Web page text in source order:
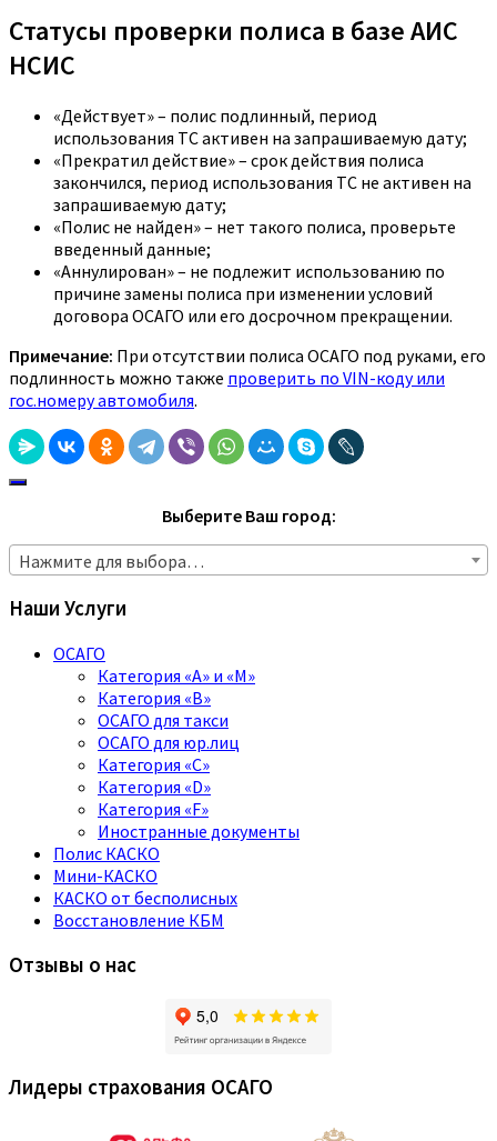
Статусы проверки полиса в базе АИС
НСИС
«Действует» – полис подлинный, период
использования ТС активен на запрашиваемую дату;
«Прекратил действие» – срок действия полиса
закончился, период использования ТС не активен на
запрашиваемую дату;
«Полис не найден» – нет такого полиса, проверьте
введенный данные;
«Аннулирован» – не подлежит использованию по
причине замены полиса при изменении условий
договора ОСАГО или его досрочном прекращении.
Примечание: При отсутствии полиса ОСАГО под руками, его
подлинность можно также проверить по VIN-коду или
гос.номеру автомобиля.
Выберите Ваш город:
Нажмите для выбора…
Наши Услуги
ОСАГО
Категория «A» и «M»
Категория «B»
ОСАГО для такси
ОСАГО для юр.лиц
Категория «C»
Категория «D»
Категория «F»
Иностранные документы
Полис КАСКО
Мини-КАСКО
КАСКО от бесполисных
Восстановление КБМ
Отзывы о нас
Лидеры страхования ОСАГО